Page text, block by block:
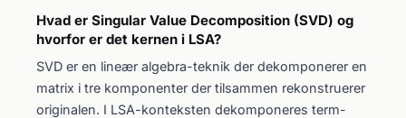
Hvad er Singular Value Decomposition (SVD) og
hvorfor er det kernen i LSA?
SVD er en lineær algebra-teknik der dekomponerer en
matrix i tre komponenter der tilsammen rekonstruerer
originalen. I LSA-konteksten dekomponeres term-